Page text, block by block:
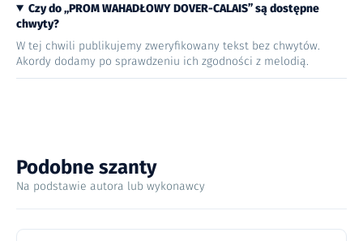
Czy do „PROM WAHADŁOWY DOVER-CALAIS” są dostępne
chwyty?
W tej chwili publikujemy zweryfikowany tekst bez chwytów.
Akordy dodamy po sprawdzeniu ich zgodności z melodią.
Podobne szanty
Na podstawie autora lub wykonawcy